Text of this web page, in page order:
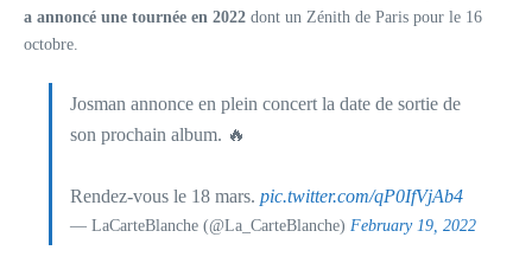
a annoncé une tournée en 2022 dont un Zénith de Paris pour le 16
octobre.
Josman annonce en plein concert la date de sortie de
son prochain album. 🔥
Rendez-vous le 18 mars. pic.twitter.com/qP0IfVjAb4
— LaCarteBlanche (@La_CarteBlanche) February 19, 2022